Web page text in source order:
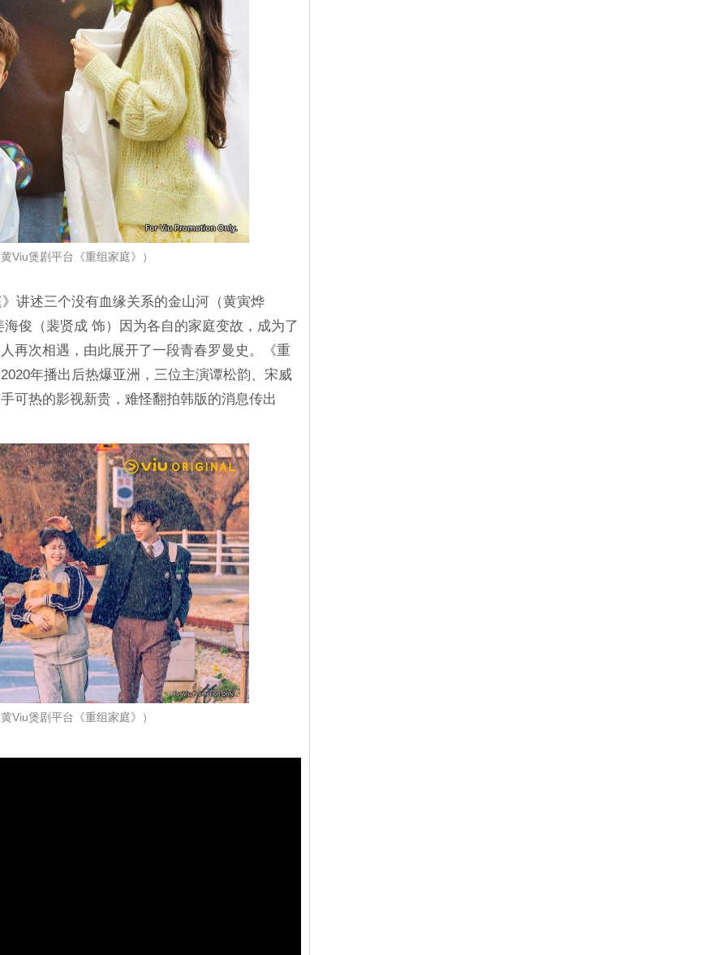
Viu煲剧平台《重组家庭》）
讲述三个没有血缘关系的金山河（黄寅烨
俊（裴贤成 饰）因为各自的家庭变故，成为了
再次相遇，由此展开了一段青春罗曼史。《重
年播出后热爆亚洲，三位主演谭松韵、宋威
可热的影视新贵，难怪翻拍韩版的消息传出
Viu煲剧平台《重组家庭》）